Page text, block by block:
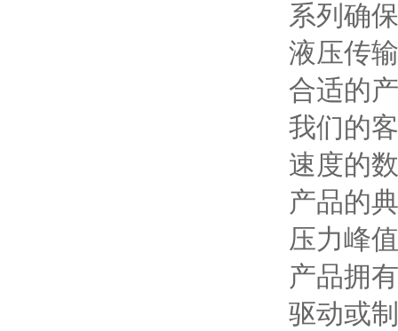
系列确
液压传
合适的
我们的
速度的
产品的
压力峰
产品拥
驱动或